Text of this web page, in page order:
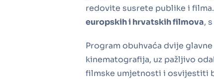
redovite susrete publike i
europskih i hrvatskih filmova,
Program obuhvaća dvije
kinematografija, uz pažljivo
filmske umjetnosti i osvijestiti